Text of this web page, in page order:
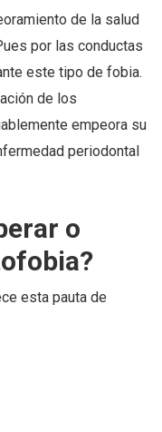
de la salud
por las conductas
este tipo de fobia.
de los
empeora su
periodontal
o
esta pauta de